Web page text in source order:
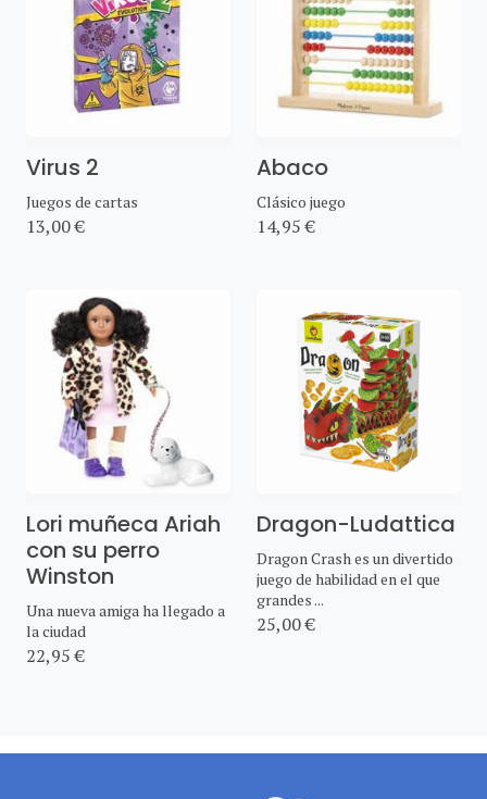
Virus 2
Juegos de cartas
13,00 €
Abaco
Clásico juego
14,95 €
Lori muñeca Ariah
con su perro
Winston
Una nueva amiga ha llegado a
la ciudad
22,95 €
Dragon-Ludattica
Dragon Crash es un divertido
juego de habilidad en el que
grandes ...
25,00 €